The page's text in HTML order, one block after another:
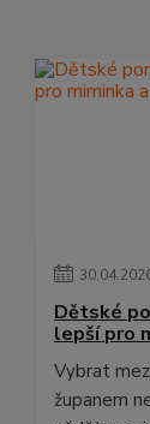
30.04.
Dětské
lepší pro
Vybrat
županem